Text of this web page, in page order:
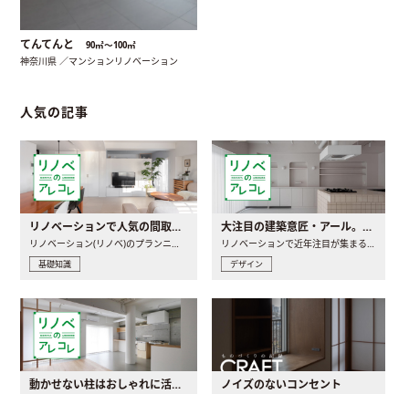
てんてんと 90㎡〜100㎡
神奈川県 ／マンションリノベーション
人気の記事
リノベーションで人気の間取りとは？トレンドの間取りと実例を徹底解説
リノベーション(リノベ)のプランニングで一番最初に決めるのは..
基礎知識
大注目の建築意匠・アール。人気の理由と空間に取り入れるポイント
リノベーションで近年注目が集まる建築意匠の一つであるアール..
デザイン
動かせない柱はおしゃれに活用！柱を魅せるリノベーション(リノベ)4選 ノイズのないコンセント